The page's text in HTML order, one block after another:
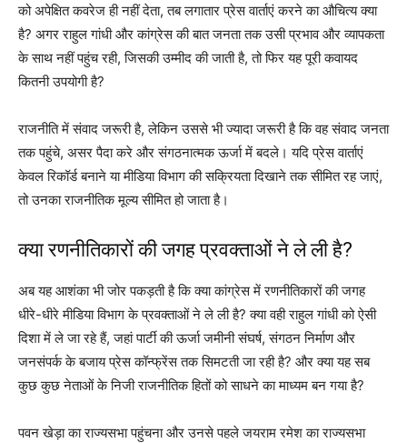
को अपेक्षित कवरेज ही नहीं देता, तब लगातार प्रेस वार्ताएं करने का औचित्य क्या
है? अगर राहुल गांधी और कांग्रेस की बात जनता तक उसी प्रभाव और व्यापकता
के साथ नहीं पहुंच रही, जिसकी उम्मीद की जाती है, तो फिर यह पूरी कवायद
कितनी उपयोगी है?
राजनीति में संवाद जरूरी है, लेकिन उससे भी ज्यादा जरूरी है कि वह संवाद जनता
तक पहुंचे, असर पैदा करे और संगठनात्मक ऊर्जा में बदले। यदि प्रेस वार्ताएं
केवल रिकॉर्ड बनाने या मीडिया विभाग की सक्रियता दिखाने तक सीमित रह जाएं,
तो उनका राजनीतिक मूल्य सीमित हो जाता है।
क्या रणनीतिकारों की जगह प्रवक्ताओं ने ले ली है?
अब यह आशंका भी जोर पकड़ती है कि क्या कांग्रेस में रणनीतिकारों की जगह
धीरे-धीरे मीडिया विभाग के प्रवक्ताओं ने ले ली है? क्या वही राहुल गांधी को ऐसी
दिशा में ले जा रहे हैं, जहां पार्टी की ऊर्जा जमीनी संघर्ष, संगठन निर्माण और
जनसंपर्क के बजाय प्रेस कॉन्फ्रेंस तक सिमटती जा रही है? और क्या यह सब
कुछ कुछ नेताओं के निजी राजनीतिक हितों को साधने का माध्यम बन गया है?
पवन खेड़ा का राज्यसभा पहुंचना और उनसे पहले जयराम रमेश का राज्यसभा